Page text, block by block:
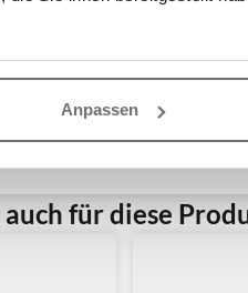
Anpassen
für diese